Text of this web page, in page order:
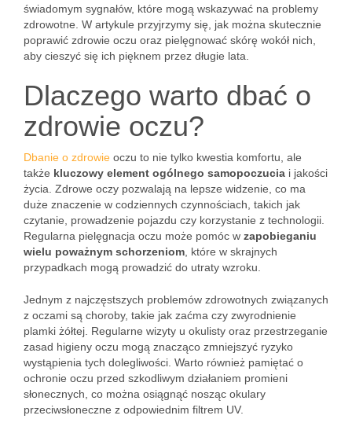
świadomym sygnałów, które mogą wskazywać na problemy
zdrowotne. W artykule przyjrzymy się, jak można skutecznie
poprawić zdrowie oczu oraz pielęgnować skórę wokół nich,
aby cieszyć się ich pięknem przez długie lata.
Dlaczego warto dbać o
zdrowie oczu?
Dbanie o zdrowie oczu to nie tylko kwestia komfortu, ale
także kluczowy element ogólnego samopoczucia i jakości
życia. Zdrowe oczy pozwalają na lepsze widzenie, co ma
duże znaczenie w codziennych czynnościach, takich jak
czytanie, prowadzenie pojazdu czy korzystanie z technologii.
Regularna pielęgnacja oczu może pomóc w zapobieganiu
wielu poważnym schorzeniom , które w skrajnych
przypadkach mogą prowadzić do utraty wzroku.
Jednym z najczęstszych problemów zdrowotnych związanych
z oczami są choroby, takie jak zaćma czy zwyrodnienie
plamki żółtej. Regularne wizyty u okulisty oraz przestrzeganie
zasad higieny oczu mogą znacząco zmniejszyć ryzyko
wystąpienia tych dolegliwości. Warto również pamiętać o
ochronie oczu przed szkodliwym działaniem promieni
słonecznych, co można osiągnąć nosząc okulary
przeciwsłoneczne z odpowiednim filtrem UV.